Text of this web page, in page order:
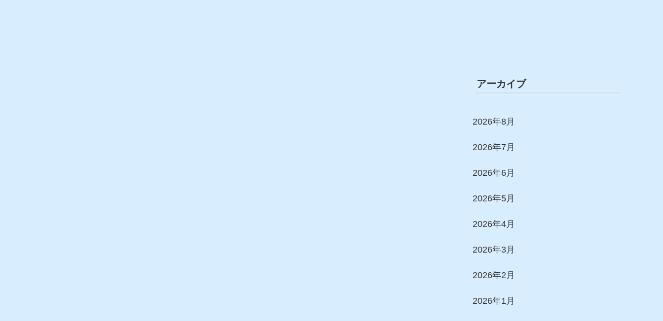
アーカイブ
2026年8月
2026年7月
2026年6月
2026年5月
2026年4月
2026年3月
2026年2月
2026年1月